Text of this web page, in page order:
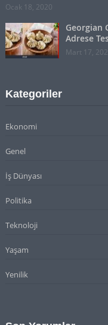
Ocak 18, 2020
Georgian
Adrese
Mart 17,
Kategoriler
Ekonomi
Genel
İş Dünyası
Politika
Teknoloji
Yaşam
Yenilik